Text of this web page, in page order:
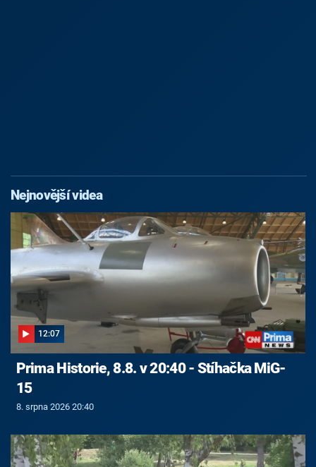
Nejnovější videa
12:07
Prima Historie, 8.8. v 20:40 - Stíhačka MiG-
15
8. srpna 2026 20:40